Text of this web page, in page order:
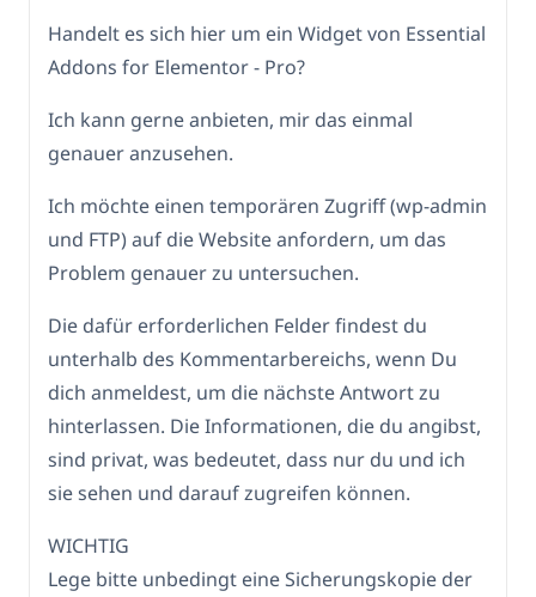
Handelt es sich hier um ein Widget von Essential
Addons for Elementor - Pro?
Ich kann gerne anbieten, mir das einmal
genauer anzusehen.
Ich möchte einen temporären Zugriff (wp-admin
und FTP) auf die Website anfordern, um das
Problem genauer zu untersuchen.
Die dafür erforderlichen Felder findest du
unterhalb des Kommentarbereichs, wenn Du
dich anmeldest, um die nächste Antwort zu
hinterlassen. Die Informationen, die du angibst,
sind privat, was bedeutet, dass nur du und ich
sie sehen und darauf zugreifen können.
WICHTIG
Lege bitte unbedingt eine Sicherungskopie der